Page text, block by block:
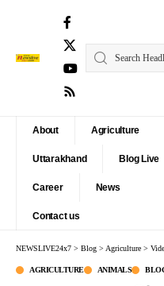
About Agriculture
Uttarakhand Blog Live
Career News
Contact us
NEWSLIVE24x7 > Blog > Agriculture >
AGRICULTURE ANIMALS